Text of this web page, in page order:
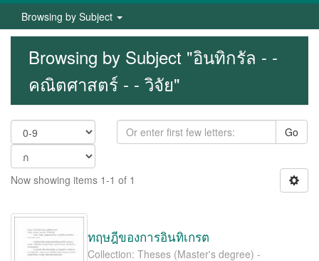
Browsing by Subject
Browsing by Subject "อินทิกรัล - -
คณิตศาสตร์ - - วิจัย"
Go
Now showing items 1-1 of 1
ทฤษฎีของการอินทิเกรต
Collection: Theses (Master's degree) -